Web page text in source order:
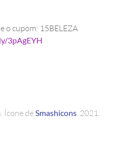
o cupom: 15BELEZA
3pAgEYH
Ícone de Smashicons . 2021.